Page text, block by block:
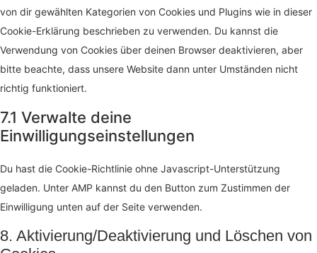
von dir gewählten Kategorien von Cookies und Plugins wie in dieser
Cookie-Erklärung beschrieben zu verwenden. Du kannst die
Verwendung von Cookies über deinen Browser deaktivieren, aber
bitte beachte, dass unsere Website dann unter Umständen nicht
richtig funktioniert.
7.1 Verwalte deine
Einwilligungseinstellungen
Du hast die Cookie-Richtlinie ohne Javascript-Unterstützung
geladen. Unter AMP kannst du den Button zum Zustimmen der
Einwilligung unten auf der Seite verwenden.
8. Aktivierung/Deaktivierung und Löschen von